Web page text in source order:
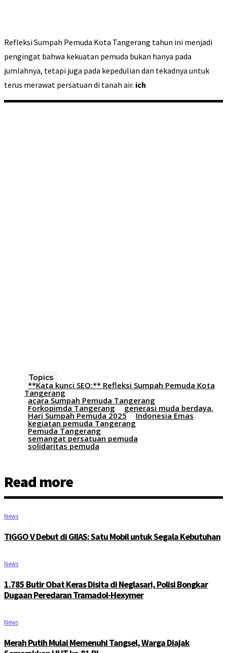
Refleksi Sumpah Pemuda Kota Tangerang tahun ini menjadi
pengingat bahwa kekuatan pemuda bukan hanya pada
jumlahnya, tetapi juga pada kepedulian dan tekadnya untuk
terus merawat persatuan di tanah air. ich
Topics
**Kata kunci SEO:** Refleksi Sumpah Pemuda Kota
Tangerang
acara Sumpah Pemuda Tangerang
Forkopimda Tangerang generasi muda berdaya.
Hari Sumpah Pemuda 2025 Indonesia Emas
kegiatan pemuda Tangerang
Pemuda Tangerang
semangat persatuan pemuda
solidaritas pemuda
Read more
News
TIGGO V Debut di GIIAS: Satu Mobil untuk Segala Kebutuhan
News
1.785 Butir Obat Keras Disita di Neglasari, Polisi Bongkar
Dugaan Peredaran Tramadol-Hexymer
News
Merah Putih Mulai Memenuhi Tangsel, Warga Diajak